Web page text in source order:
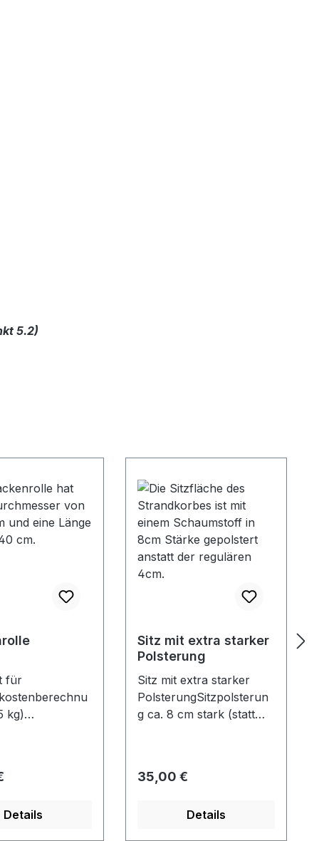
5.2)
für
kg)
Preis:
Details
Sitz mit extra starker
Polsterung
Sitz mit extra starker
PolsterungSitzpolsterun
g ca. 8 cm stark (statt
nachrüstbar!
Regulärer Preis:
35,00 €
Details